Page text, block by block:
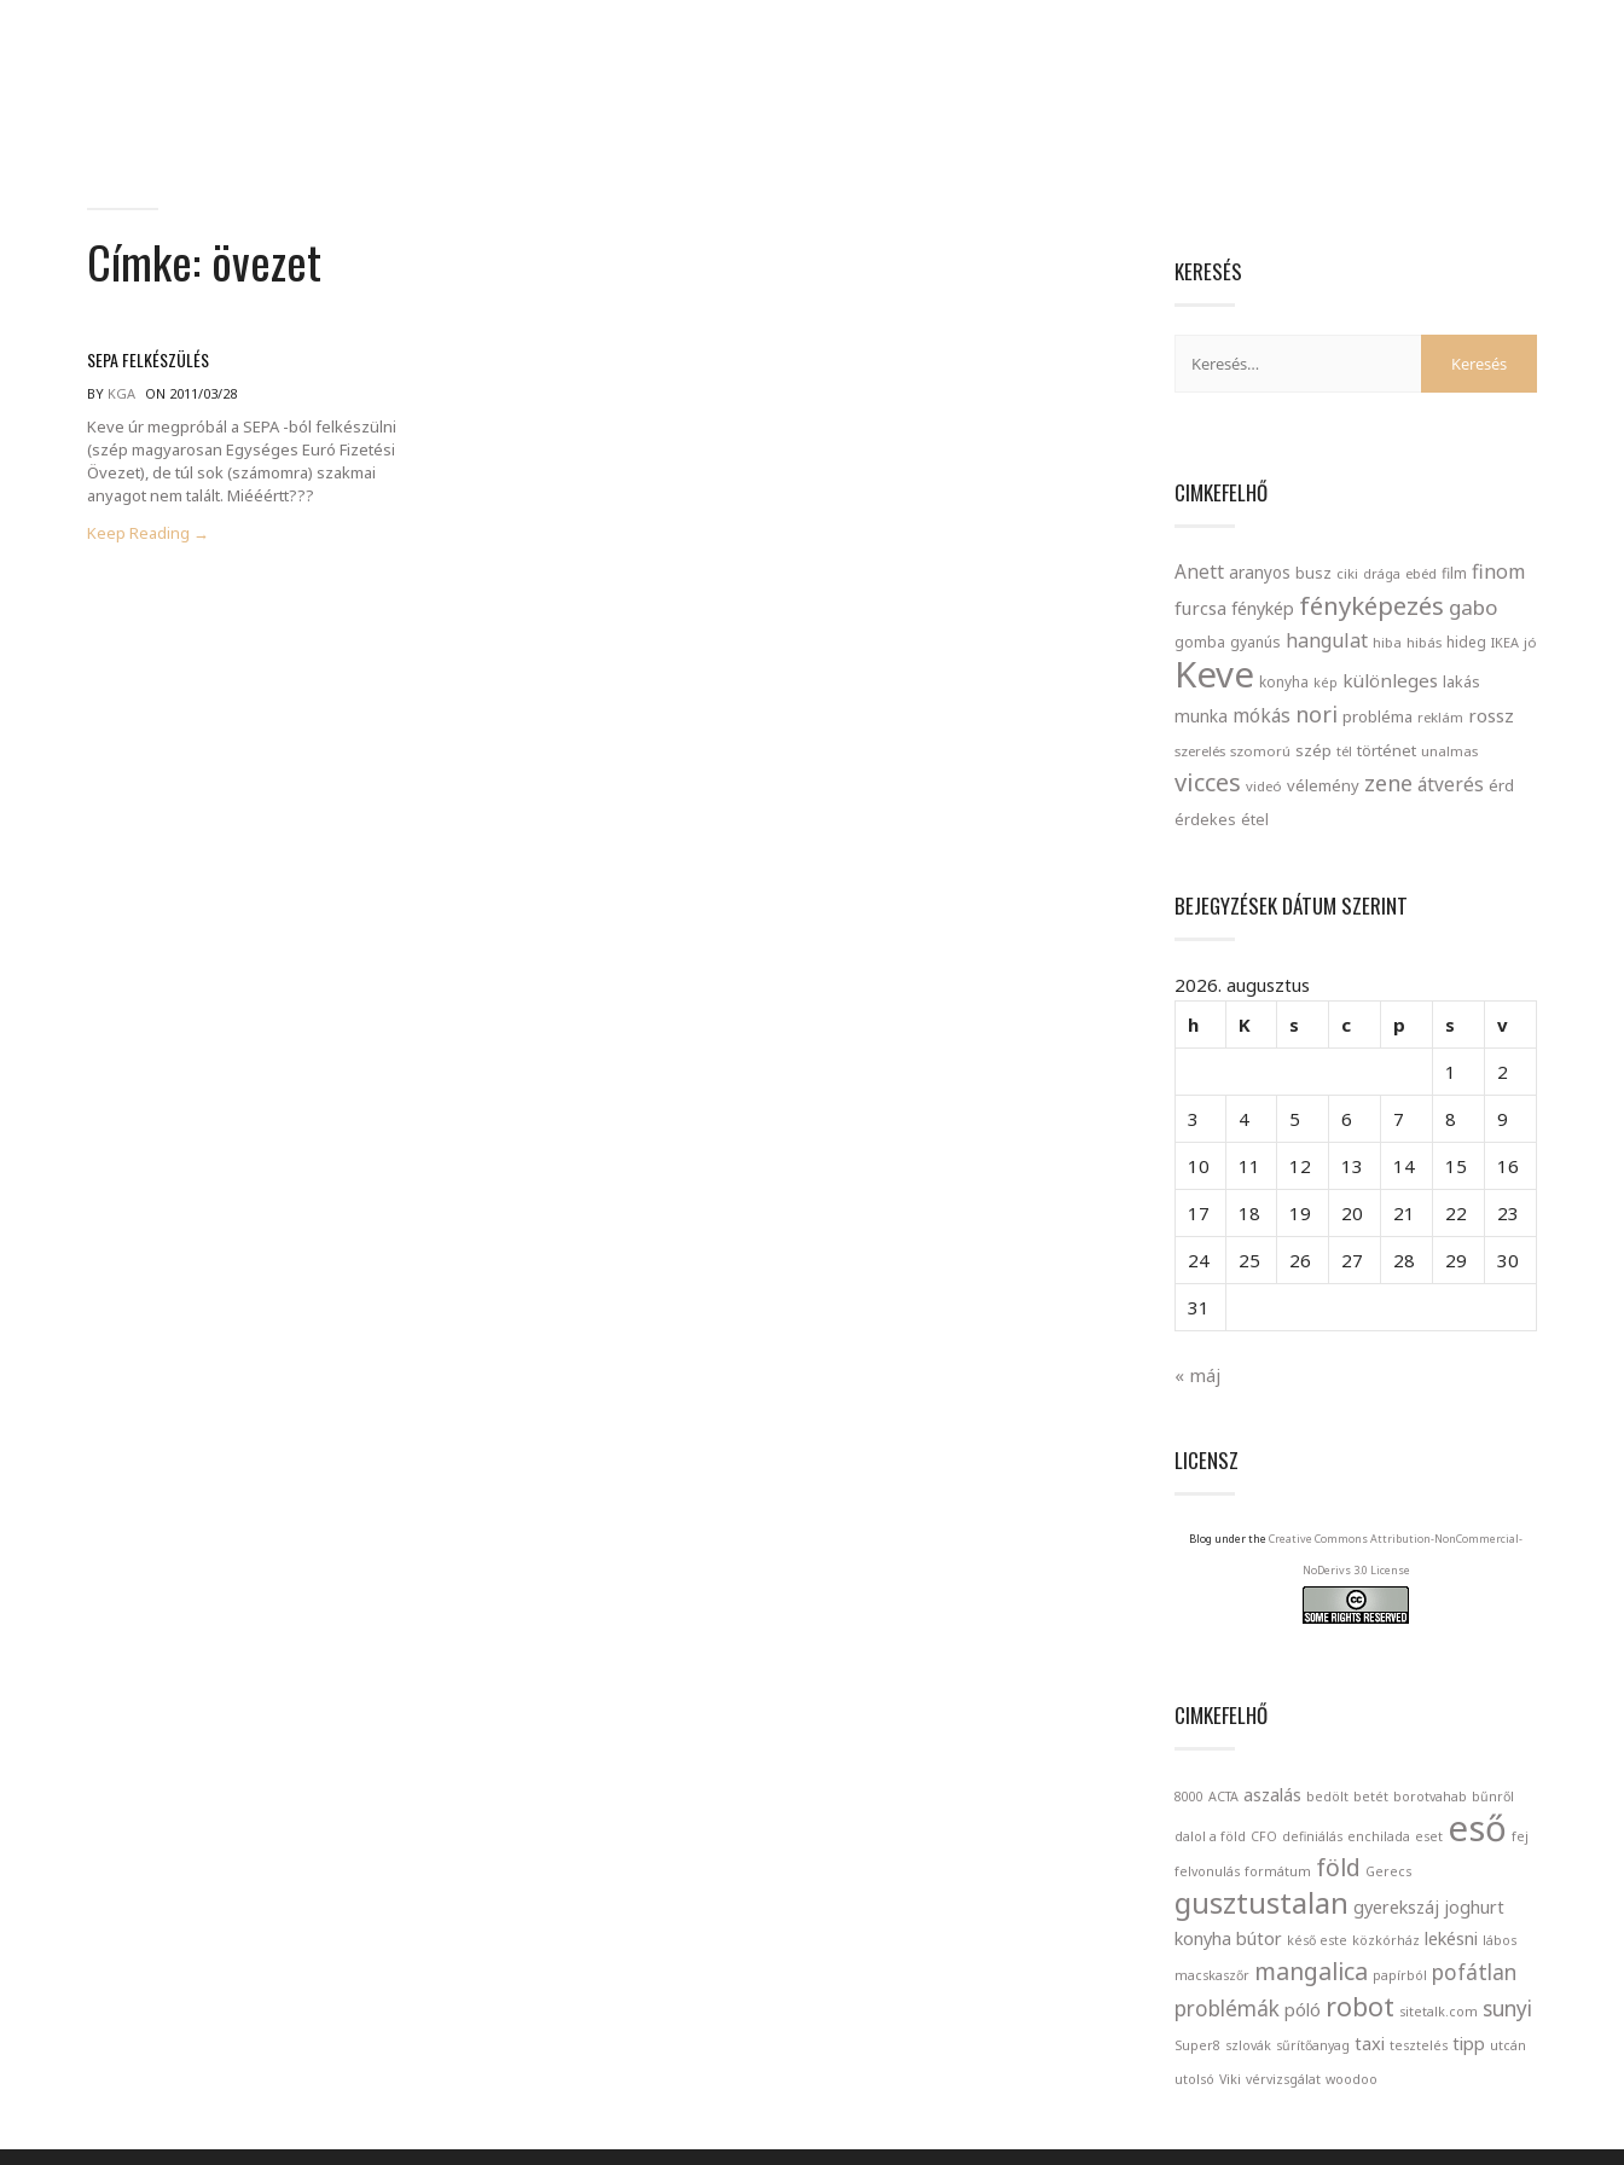
Címke: övezet
SEPA FELKÉSZÜLÉS
BY KGA ON 2011/03/28
Keve úr megpróbál a SEPA -ból felkészülni
(szép magyarosan Egységes Euró Fizetési
Övezet), de túl sok (számomra) szakmai
anyagot nem talált. Miééértt???
Keep Reading →
KERESÉS
CIMKEFELHŐ
Anett aranyos busz ciki drága ebéd film finom
furcsa fénykép fényképezés gabo
gomba gyanús hangulat hiba hibás hideg IKEA jó
Keve konyha kép különleges lakás
munka mókás nori probléma reklám rossz
szerelés szomorú szép tél történet unalmas
vicces videó vélemény zene átverés érd
érdekes étel
BEJEGYZÉSEK DÁTUM SZERINT
2026. augusztus
h
K s c p s
v
1
2
3
4 5 6 7 8
9
10
11 12 13 14 15
16
17
18 19 20 21 22
23
24
25 26 27 28 29
30
31
« máj
LICENSZ
Blog under the Creative Commons Attribution-NonCommercial-
NoDerivs 3.0 License
CIMKEFELHŐ
8000 ACTA aszalás bedölt betét borotvahab bűnről
dalol a föld CFO definiálás enchilada eset eső fej
felvonulás formátum föld Gerecs
gusztustalan gyerekszáj joghurt
konyha bútor késő este közkórház lekésni lábos
macskaszőr mangalica papírból pofátlan
problémák póló robot sitetalk.com sunyi
Super8 szlovák sűrítőanyag taxi tesztelés tipp utcán
utolsó Viki vérvizsgálat woodoo